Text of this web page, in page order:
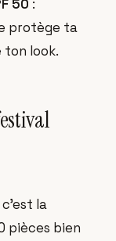
50 :
protège ta
ton look.
c'est la
pièces bien